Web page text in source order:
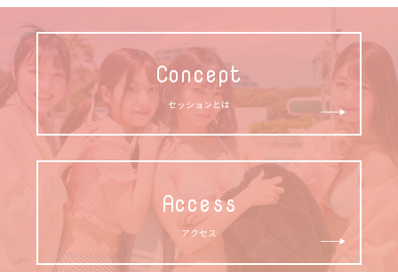
Concept
セッションとは
Access
アクセス